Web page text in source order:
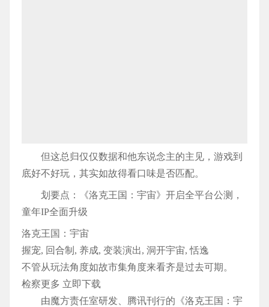
但这总归仅仅数据和他东说念主的主见，游戏到
底好不好玩，其实如故得看口味是否匹配。
划要点：《洛克王国：宇宙》开启全平台公测，
童年IP全面升级
洛克王国：宇宙
握宠, 回合制, 养成, 变装演出, 洞开宇宙, 恬逸
不管从玩法角度如故市集角度来看齐是过去可期。
检察更多 立即下载
由魔方责任室研发、腾讯刊行的《洛克王国：宇